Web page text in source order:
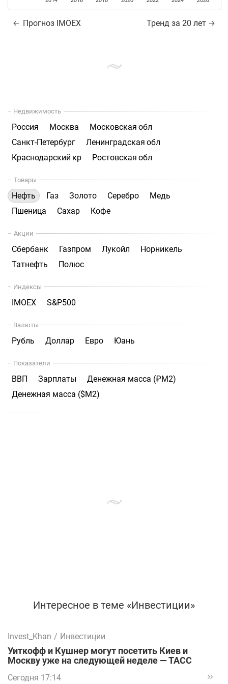
Прогноз IMOEX Тренд за 20 лет
Недвижимость
Россия Москва
Московская обл
Санкт-Петербург
Ленинградская обл
Краснодарский кр
Ростовская обл
Товары
Нефть Газ Золото Серебро
Медь
Пшеница
Сахар Кофе
Акции
Сбербанк Газпром Лукойл
Норникель
Татнефть
Полюс
Индексы
IMOEX S&P500
Валюты
Рубль Доллар Евро Юань
Показатели
ВВП Зарплаты
Денежная масса (₽М2)
Денежная масса ($М2)
Интересное в теме «Инвестиции»
Invest_Khan / Инвестиции
Уиткофф и Кушнер могут посетить Киев и
Москву уже на следующей неделе — ТАСС
Сегодня 17:14